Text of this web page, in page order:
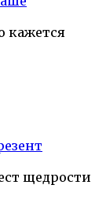
кажется
щедрости